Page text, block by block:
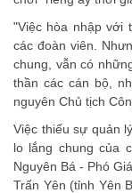
"Việc hòa nhập với
các đoàn viên.
chung, vẫn có
thần các cán bộ,
nguyên Chủ tịch
Việc thiếu sự quản
lo lắng chung của
Nguyên Bá - Phó
Trấn Yên (tỉnh Yên